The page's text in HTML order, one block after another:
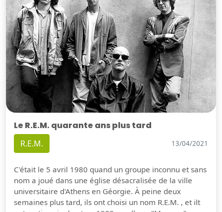
Le R.E.M. quarante ans plus tard
R.E.M. 13/04/2021
C'était le 5 avril 1980 quand un groupe inconnu et sans
nom a joué dans une église désacralisée de la ville
universitaire d'Athens en Géorgie. À peine deux
semaines plus tard, ils ont choisi un nom R.E.M. , et ilt